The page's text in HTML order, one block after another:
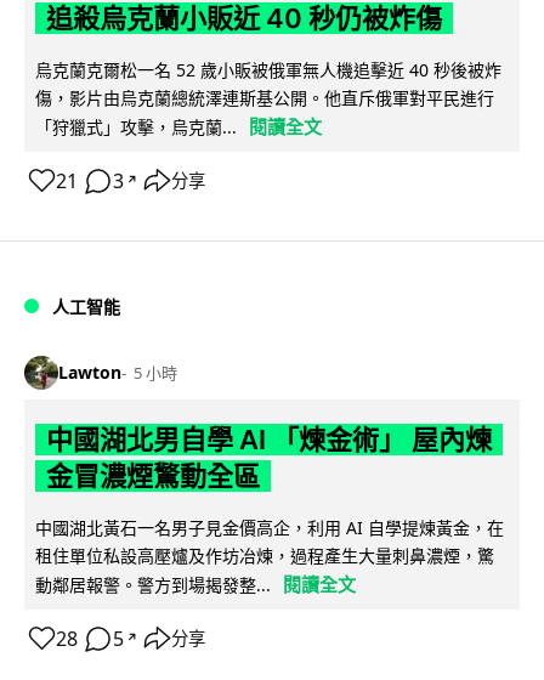
追殺烏克蘭小販近 40 秒仍被炸傷
烏克蘭克爾松一名 52 歲小販被俄軍無人機追擊近 40 秒後被炸
傷，影片由烏克蘭總統澤連斯基公開。他直斥俄軍對平民進行
「狩獵式」攻擊，烏克蘭...
閱讀全文
21 3 ↗ 分享
人工智能
Lawton 5 小時
中國湖北男自學 AI 「煉金術」 屋內煉
金冒濃煙驚動全區
中國湖北黃石一名男子見金價高企，利用 AI 自學提煉黃金，在
租住單位私設高壓爐及作坊冶煉，過程產生大量刺鼻濃煙，驚
動鄰居報警。警方到場揭發整...
閱讀全文
28 5 ↗ 分享